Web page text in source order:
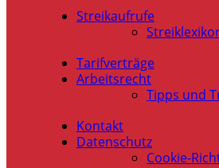
Streikaufrufe
Tarifverträge
Arbeitsrecht
Tipps und
Kontakt
Datenschutz
Cookie-